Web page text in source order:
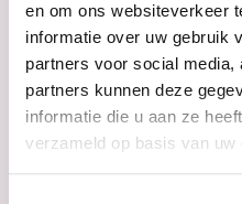
en om ons websiteverkeer
informatie over uw gebruik
partners voor social
partners kunnen deze
informatie die u aan ze
verzameld op basis van
essential fatty acids,
growth. It's hydrating,
properties, make it
& skin. Superior grade
hair, preventing dry,